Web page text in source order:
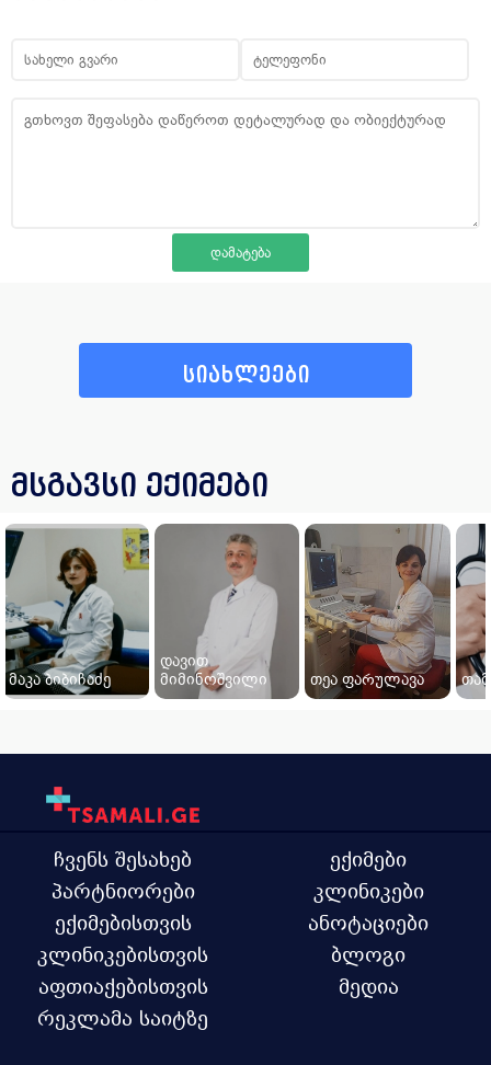
სიახლეები
მსგავსი ექიმები
მაკა ბიბიჩაძე
დავით
მიმინოშვილი
თეა ფარულავა
ჩვენს შესახებ
პარტნიორები
ექიმებისთვის
კლინიკებისთვის
აფთიაქებისთვის
რეკლამა საიტზე
ექიმები
კლინიკები
ანოტაციები
ბლოგი
მედია